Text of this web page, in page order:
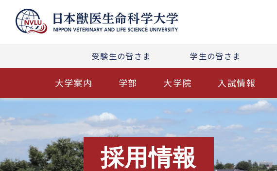
受験生の皆さま 学生の皆さま
大学案内 学部 大学院 入試情報
採用情報